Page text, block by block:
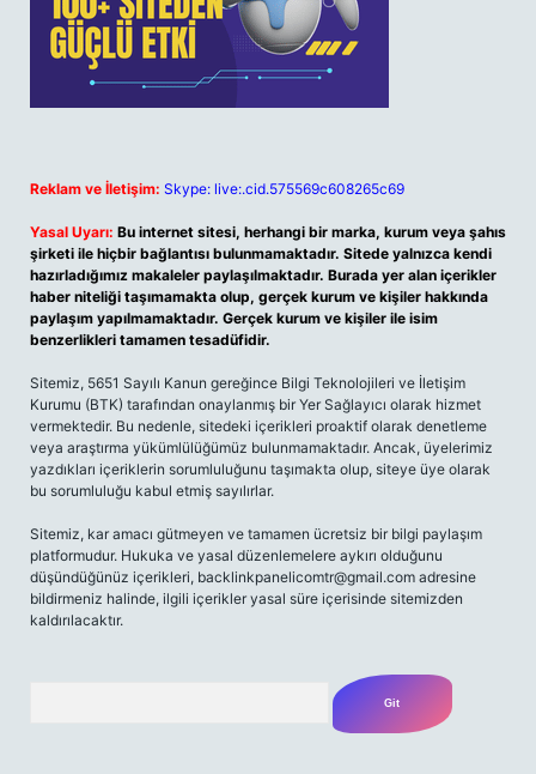
Reklam ve İletişim: Skype: live:.cid.575569c608265c69
Yasal Uyarı: Bu internet sitesi, herhangi bir marka, kurum veya şahıs
şirketi ile hiçbir bağlantısı bulunmamaktadır. Sitede yalnızca kendi
hazırladığımız makaleler paylaşılmaktadır. Burada yer alan içerikler
haber niteliği taşımamakta olup, gerçek kurum ve kişiler hakkında
paylaşım yapılmamaktadır. Gerçek kurum ve kişiler ile isim
benzerlikleri tamamen tesadüfidir.
Sitemiz, 5651 Sayılı Kanun gereğince Bilgi Teknolojileri ve İletişim
Kurumu (BTK) tarafından onaylanmış bir Yer Sağlayıcı olarak hizmet
vermektedir. Bu nedenle, sitedeki içerikleri proaktif olarak denetleme
veya araştırma yükümlülüğümüz bulunmamaktadır. Ancak, üyelerimiz
yazdıkları içeriklerin sorumluluğunu taşımakta olup, siteye üye olarak
bu sorumluluğu kabul etmiş sayılırlar.
Sitemiz, kar amacı gütmeyen ve tamamen ücretsiz bir bilgi paylaşım
platformudur. Hukuka ve yasal düzenlemelere aykırı olduğunu
düşündüğünüz içerikleri, backlinkpanelicomtr@gmail.com adresine
bildirmeniz halinde, ilgili içerikler yasal süre içerisinde sitemizden
kaldırılacaktır.